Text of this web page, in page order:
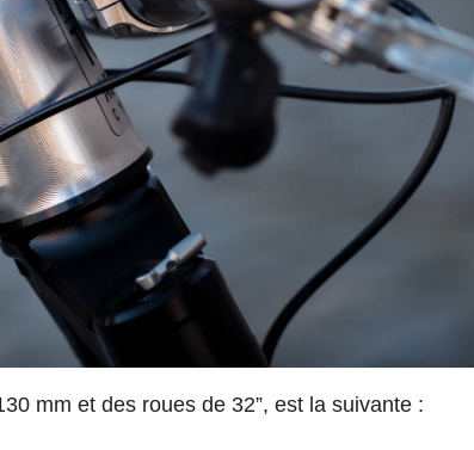
mm et des roues de 32”, est la suivante :